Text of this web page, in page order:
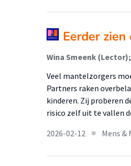
Eerder
Veel mantelzorgers
Partners raken
kinderen. Zij proberen
risico zelf uit te vallen
2026-02-12
Mens